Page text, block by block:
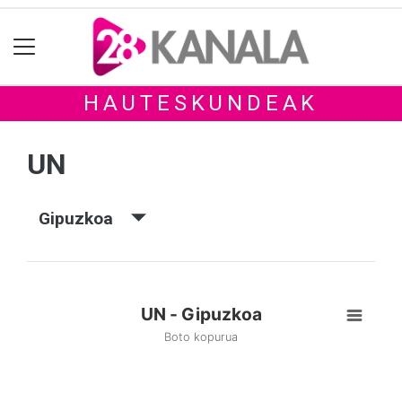
HAUTESKUNDEAK
UN
Gipuzkoa
UN - Gipuzkoa
Boto kopurua